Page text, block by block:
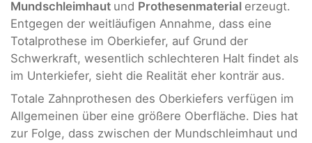
Mundschleimhaut und Prothesenmaterial erzeugt.
Entgegen der weitläufigen Annahme, dass eine
Totalprothese im Oberkiefer, auf Grund der
Schwerkraft, wesentlich schlechteren Halt findet als
im Unterkiefer, sieht die Realität eher konträr aus.
Totale Zahnprothesen des Oberkiefers verfügen im
Allgemeinen über eine größere Oberfläche. Dies hat
zur Folge, dass zwischen der Mundschleimhaut und